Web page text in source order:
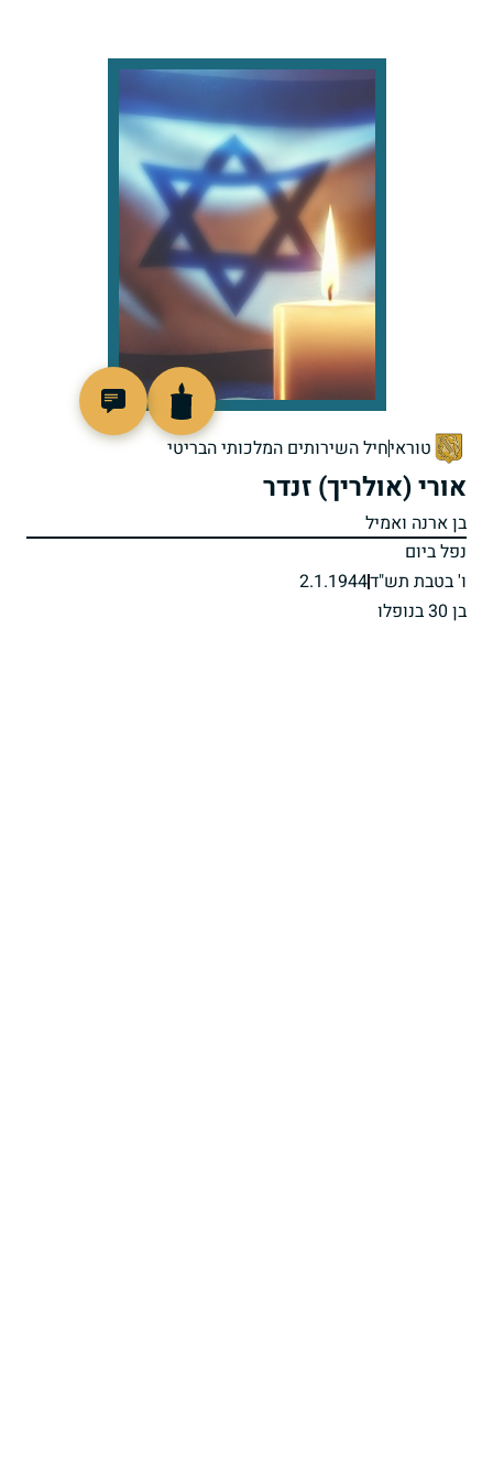
טוראיחיל השירותים המלכותי הבריטי
אורי (אולריך) זנדר
בן ארנה ואמיל
נפל ביום
ו' בטבת תש"ד2.1.1944
בן 30 בנופלו